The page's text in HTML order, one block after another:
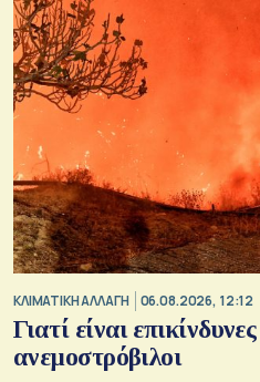
ΚΛΙΜΑΤΙΚΗ ΑΛΛΑΓΗ 06.08.2026, 12:12
Γιατί είναι
ανεμοστρόβιλοι